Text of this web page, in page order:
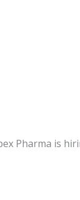
Pharma is